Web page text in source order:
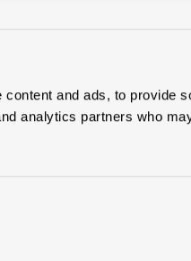
and ads, to provide
analytics partners who